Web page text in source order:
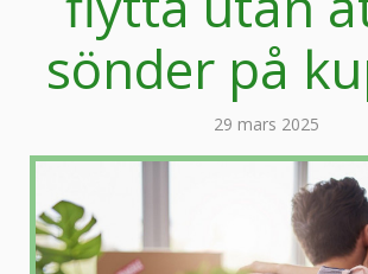
sönder på
29 mars 2025